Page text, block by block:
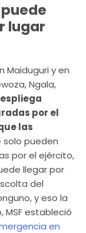
lugar
Maiduguri y en
Ngala,
por el
las
solo pueden
por el ejército,
llegar por
del
y eso la
MSF estableció
en